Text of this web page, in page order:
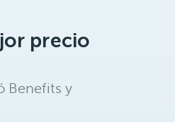
precio
Benefits y